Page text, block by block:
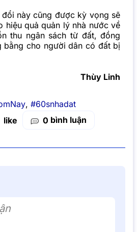
này cũng được kỳ vọng sẽ
hiệu quả quản lý nhà nước về
thu ngân sách từ đất, đồng
bằng cho người dân có đất bị
Thùy Linh
, #60snhadat
0 bình luận